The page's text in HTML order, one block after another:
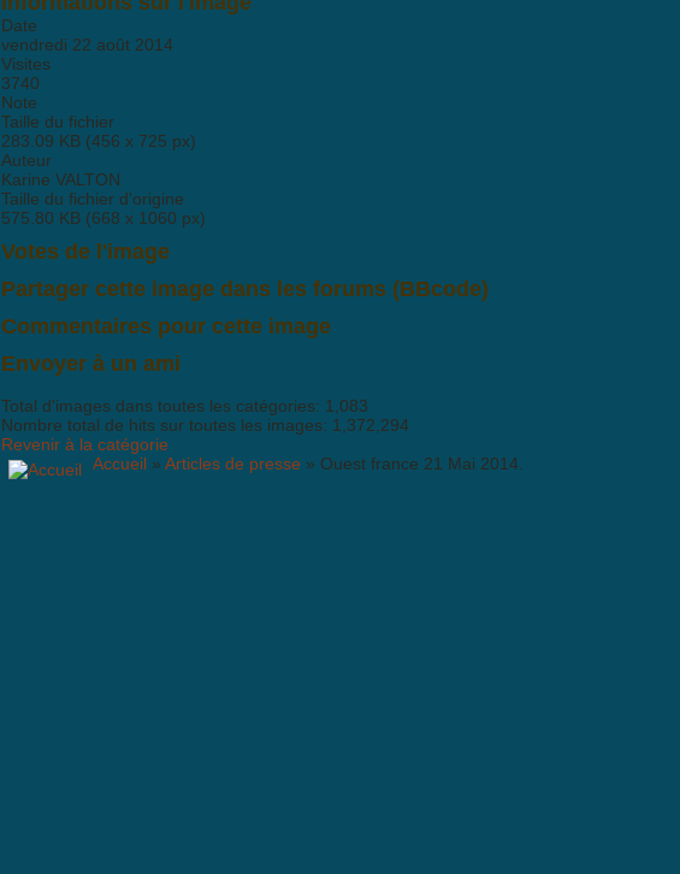
Date
vendredi 22 août 2014
Visites
3740
Note
Taille du fichier
283.09 KB (456 x 725 px)
Auteur
Karine VALTON
Taille du fichier d'origine
575.80 KB (668 x 1060 px)
Votes de l'image
Partager cette image dans les forums (BBcode)
Commentaires pour cette image
Envoyer à un ami
Total d'images dans toutes les catégories: 1,083
Nombre total de hits sur toutes les images: 1,372,294
Revenir à la catégorie
Accueil » Articles de presse » Ouest france 21 Mai 2014.